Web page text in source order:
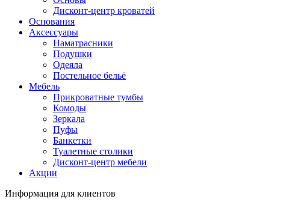
Дисконт-центр кроватей
Основания
Аксессуары
Наматрасники
Подушки
Одеяла
Постельное бельё
Мебель
Прикроватные тумбы
Комоды
Зеркала
Пуфы
Банкетки
Туалетные столики
Дисконт-центр мебели
Акции
Информация для клиентов